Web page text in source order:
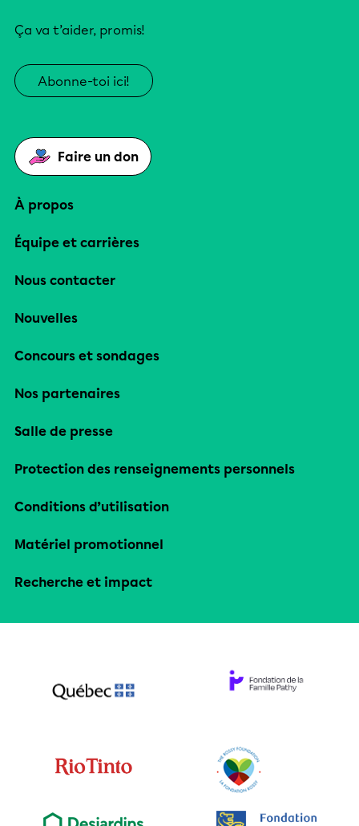
Ça va t’aider, promis!
Abonne-toi ici!
Faire un don
À propos
Équipe et carrières
Nous contacter
Nouvelles
Concours et sondages
Nos partenaires
Salle de presse
Protection des renseignements personnels
Conditions d’utilisation
Matériel promotionnel
Recherche et impact